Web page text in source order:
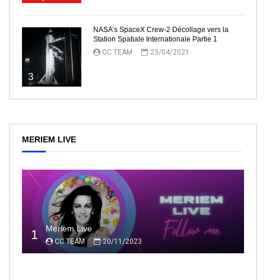
3
NASA’s SpaceX Crew-2 Décollage vers la
Station Spatiale Internationale Partie 1
CC TEAM
23/04/2021
MERIEM LIVE
1 Meriem Live
CC TEAM 20/11/2023